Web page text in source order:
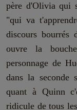
père d'Olivia qui
"qui va
discours bourrés
ouvre la
personnage de
dans la seconde
quant à Quinn
ridicule de tous